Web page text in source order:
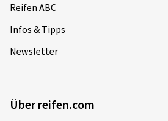
Reifen ABC
Infos & Tipps
Newsletter
Über reifen.com